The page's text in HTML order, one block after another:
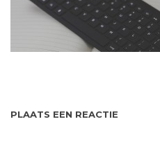
PLAATS EEN REACTIE